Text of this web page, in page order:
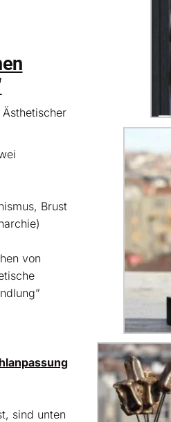
Brust
von
sind unten